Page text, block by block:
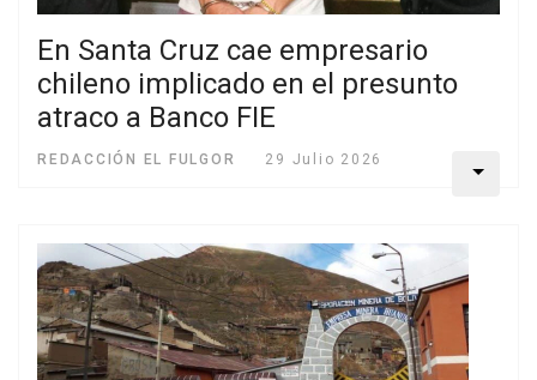
En Santa Cruz cae empresario
chileno implicado en el presunto
atraco a Banco FIE
REDACCIÓN EL FULGOR 29 Julio 2026